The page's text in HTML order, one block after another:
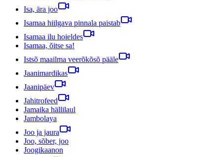
Isa, ära joo
Isamaa hiilgava pinnala paistab
Isamaa ilu hoieldes
Isamaa, õitse sa!
Istsõ maailma veerõkõsõ pääle
Jaanimardikas
Jaanipäev
Jahitrofeed
Jamaika hällilaul
Jambolaya
Joo ja jaura
Joo, sõber, joo
Joogikaanon